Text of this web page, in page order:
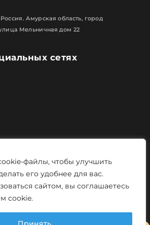
файлы, чтобы улучшить
его удобнее для вас.
сайтом, вы соглашаетесь
cookie.
сетях
Амурская область, город
Мельничная дом 22
конфиденциальности
отMonstro-studio